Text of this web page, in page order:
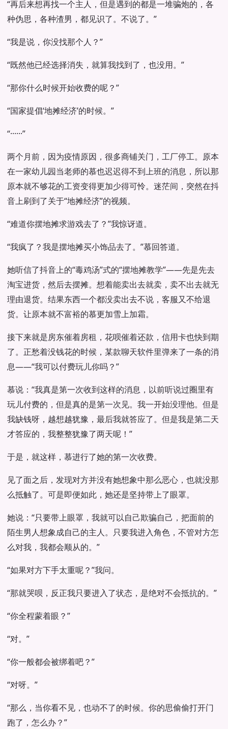
“再后来想再找一个主人，但是遇到的都是一堆骗炮的，各
种伪思，各种渣男，都见识了。不说了。”
“我是说，你没找那个人？”
“既然他已经选择消失，就算我找到了，也没用。”
“那你什么时候开始收费的呢？”
“国家提倡‘地摊经济’的时候。”
“······”
两个月前，因为疫情原因，很多商铺关门，工厂停工。原本
在一家幼儿园当老师的慕也迟迟得不到上班的消息，所以那
原本就不够花的工资变得更加少得可怜。迷茫间，突然在抖
音上刷到了关于“地摊经济”的视频。
“难道你摆地摊求游戏去了？”我惊讶道。
“我疯了？我是摆地摊买小饰品去了。”慕回答道。
她听信了抖音上的“毒鸡汤”式的“摆地摊教学”——先是先去
淘宝进货，然后去摆摊。想着能卖出去就卖，卖不出去就无
理由退货。结果东西一个都没卖出去不说，客服又不给退
货。让原本就不富裕的慕更加雪上加霜。
接下来就是房东催着房租，花呗催着还款，信用卡也快到期
了。正愁着没钱花的时候，某款聊天软件里弹来了一条的消
息——“我可以付费玩儿你吗？”
慕说：“我真是第一次收到这样的消息，以前听说过圈里有
玩儿付费的，但是真的是第一次见。我一开始没理他。但是
我缺钱呀，越想越犹豫，最后我就答应了。但是我是第二天
才答应的，我整整犹豫了两天呢！”
于是，就这样，慕进行了她的第一次收费。
见了面之后，发现对方并没有她想象中那么恶心，也就没那
么抵触了。可是即便如此，她还是坚持带上了眼罩。
她说：“只要带上眼罩，我就可以自己欺骗自己，把面前的
陌生男人想象成自己的主人。只要我进入角色，不管对方怎
么对我，我都会顺从的。”
“如果对方下手太重呢？”我问。
“那就哭呗，反正我只要进入了状态，是绝对不会抵抗的。”
“你全程蒙着眼？”
“对。”
“你一般都会被绑着吧？”
“对呀。”
“那么，当你看不见，也动不了的时候。你的思偷偷打开门
跑了，怎么办？”